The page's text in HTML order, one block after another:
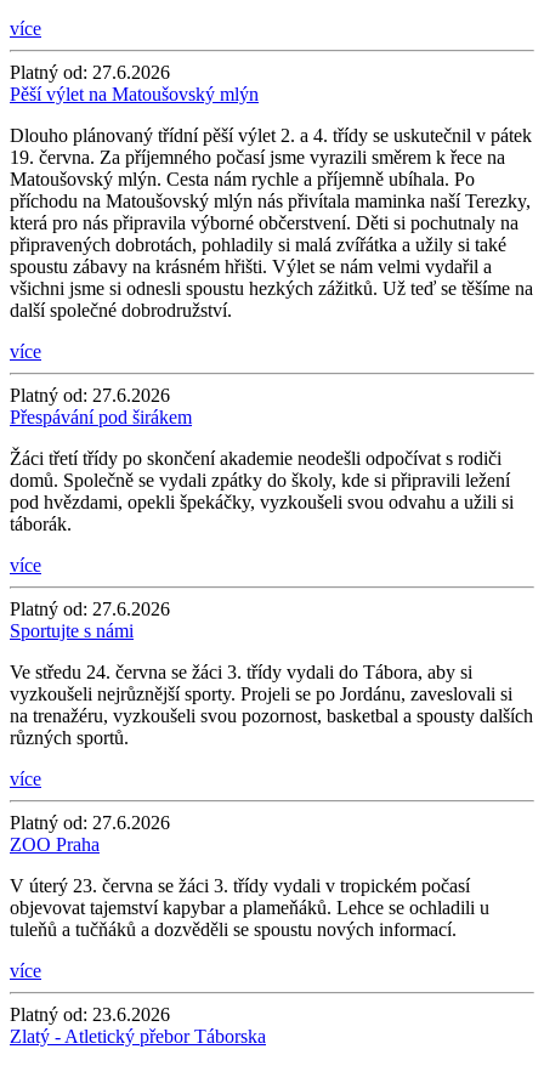
více
Platný od: 27.6.2026
Pěší výlet na Matoušovský mlýn
Dlouho plánovaný třídní pěší výlet 2. a 4. třídy se uskutečnil v pátek
19. června. Za příjemného počasí jsme vyrazili směrem k řece na
Matoušovský mlýn. Cesta nám rychle a příjemně ubíhala. Po
příchodu na Matoušovský mlýn nás přivítala maminka naší Terezky,
která pro nás připravila výborné občerstvení. Děti si pochutnaly na
připravených dobrotách, pohladily si malá zvířátka a užily si také
spoustu zábavy na krásném hřišti. Výlet se nám velmi vydařil a
všichni jsme si odnesli spoustu hezkých zážitků. Už teď se těšíme na
další společné dobrodružství.
více
Platný od: 27.6.2026
Přespávání pod širákem
Žáci třetí třídy po skončení akademie neodešli odpočívat s rodiči
domů. Společně se vydali zpátky do školy, kde si připravili ležení
pod hvězdami, opekli špekáčky, vyzkoušeli svou odvahu a užili si
táborák.
více
Platný od: 27.6.2026
Sportujte s námi
Ve středu 24. června se žáci 3. třídy vydali do Tábora, aby si
vyzkoušeli nejrůznější sporty. Projeli se po Jordánu, zaveslovali si
na trenažéru, vyzkoušeli svou pozornost, basketbal a spousty dalších
různých sportů.
více
Platný od: 27.6.2026
ZOO Praha
V úterý 23. června se žáci 3. třídy vydali v tropickém počasí
objevovat tajemství kapybar a plameňáků. Lehce se ochladili u
tuleňů a tučňáků a dozvěděli se spoustu nových informací.
více
Platný od: 23.6.2026
Zlatý - Atletický přebor Táborska